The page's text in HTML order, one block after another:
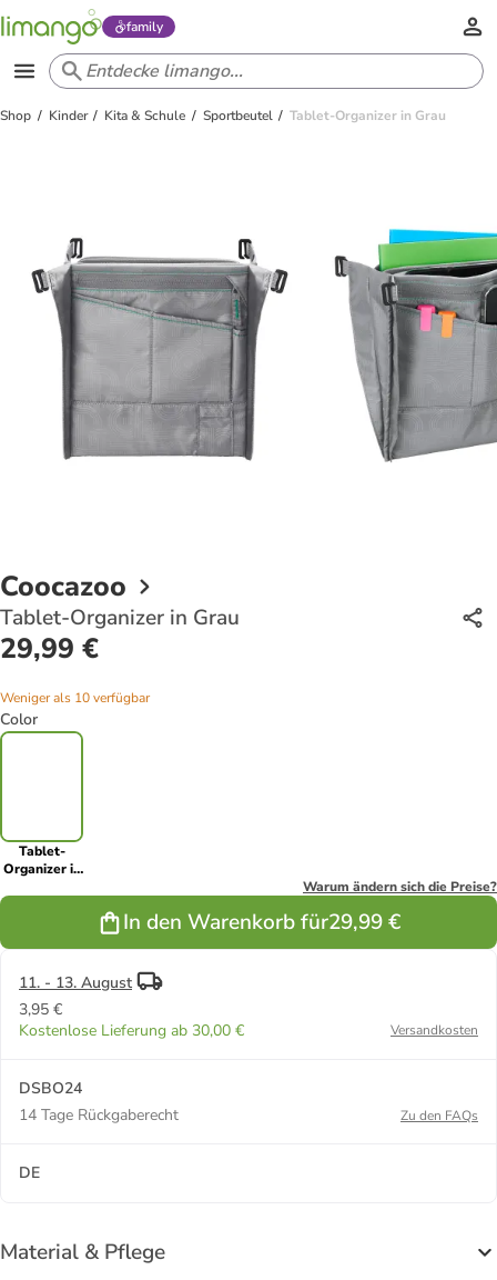
family
Shop Kinder Kita & Schule Sportbeutel Tablet-Organizer in Grau
Coocazoo
Tablet-Organizer in Grau
29,99 €
Weniger als 10 verfügbar
Color
Tablet-
Organizer in
Warum ändern sich die Preise?
In den Warenkorb für29,99 €
11. - 13. August
3,95 €
Kostenlose Lieferung ab 30,00 €
Versandkosten
DSBO24
14 Tage Rückgaberecht
Zu den FAQs
DE
Material & Pflege